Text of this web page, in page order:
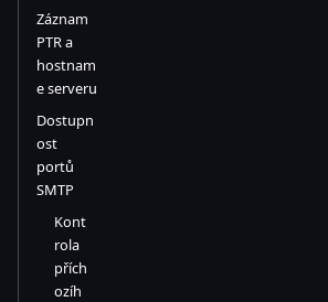
Záznam
PTR a
hostnam
e serveru
Dostupn
ost
portů
SMTP
Kont
rola
přích
ozíh